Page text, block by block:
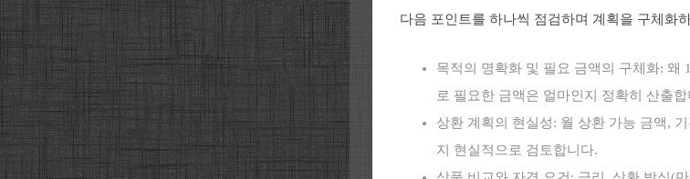
다음 포인트를 하나씩 점검하며 계획을 구체화
목적의 명확화 및 필요 금액의 구체화: 왜
로 필요한 금액은 얼마인지 정확히 산출합
상환 계획의 현실성: 월 상환 가능 금액,
지 현실적으로 검토합니다.